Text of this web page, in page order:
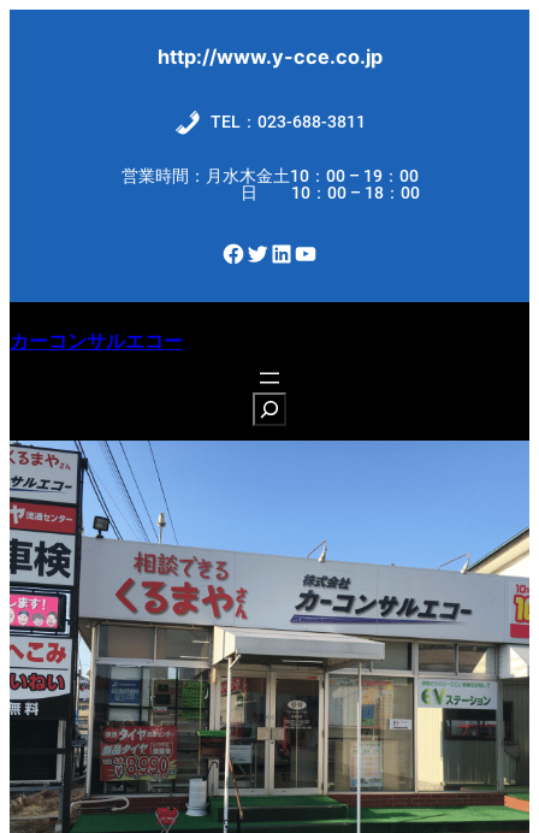
http://www.y-cce.co.jp
TEL：023-688-3811
営業時間：月水木金土10：00 – 19：00
日 10：00 – 18：00
Facebook Twitter LinkedIn YouTube
カーコンサルエコー
e
a
r
c
h